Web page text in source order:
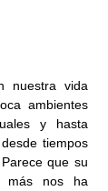
nuestra vida
ambientes
y hasta
tiempos
que su
más nos ha